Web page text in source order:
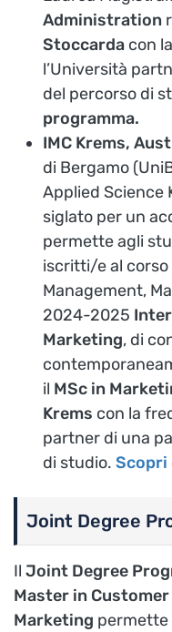
Administration
Stoccarda con
l’Università
del percorso di
programma.
IMC Krems,
di Bergamo
Applied Science
siglato per un
permette agli
iscritti/e al corso
Management,
2024-2025
Marketing, di
il MSc in
Krems con la
partner di una
di studio. Scopri
Joint Degree
Il Joint Degree
Master in
Marketing permette